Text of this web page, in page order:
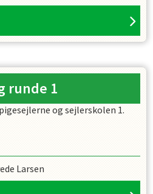
runde 1
og sejlerskolen 1.
Larsen